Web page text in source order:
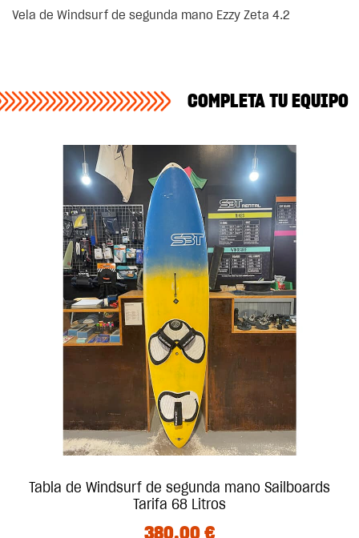
Vela de Windsurf de segunda mano Ezzy Zeta 4.2
COMPLETA TU EQUIPO
Tabla de Windsurf de segunda mano Sailboards
Tarifa 68 Litros
380.00 €